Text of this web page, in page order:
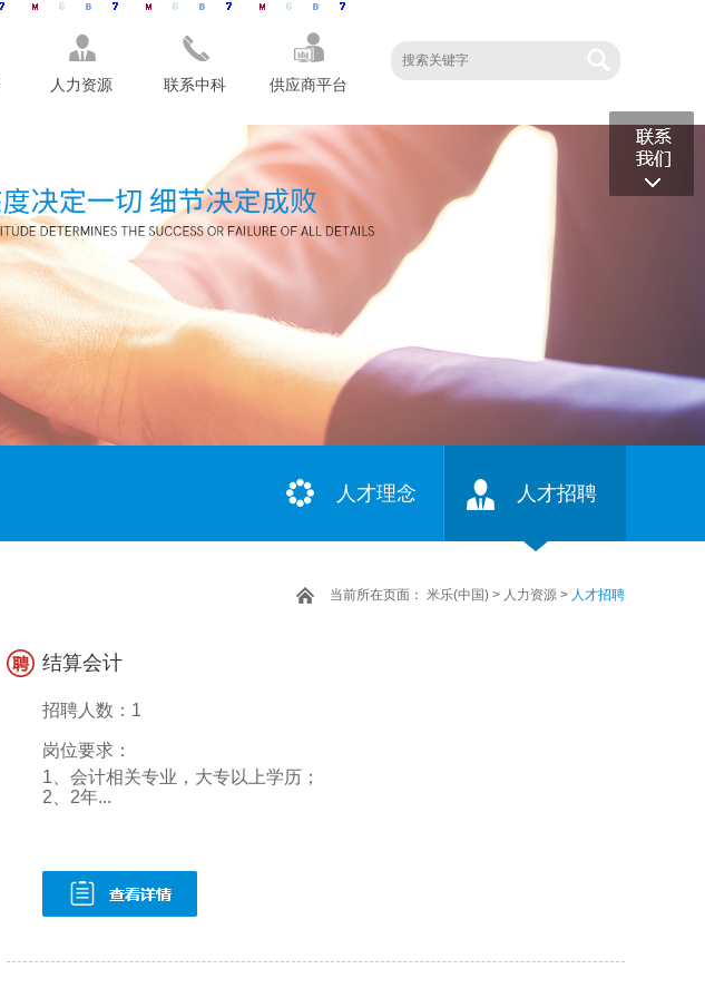
人力资源 联系中科 供应商平台
人才理念 人才招聘
当前所在页面： 米乐(中国) > 人力资源 > 人才招聘
结算会计
招聘人数：1
岗位要求：
1、会计相关专业，大专以上学历；
2、2年...